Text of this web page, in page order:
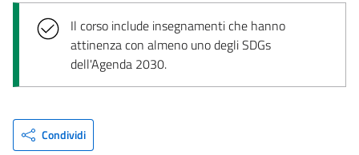
Il corso include insegnamenti che hanno
attinenza con almeno uno degli SDGs
dell'Agenda 2030.
Condividi